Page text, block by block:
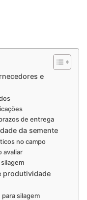
e
de entrega
da semente
no campo
avaliar
produtividade
silagem